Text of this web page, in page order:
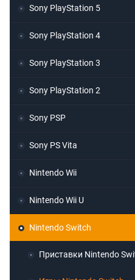
Sony PlayStation 5
Sony PlayStation 4
Sony PlayStation 3
Sony PlayStation 2
Sony PSP
Sony PS Vita
Nintendo Wii
Nintendo Wii U
Nintendo Switch
Приставки Nintendo